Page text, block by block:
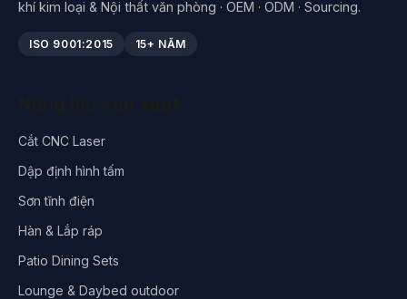
khí kim loại & Nội thất văn phòng · OEM · ODM · Sourcing.
ISO 9001:2015 15+ NĂM
Cắt CNC Laser
Dập định hình tấm
Sơn tĩnh điện
Hàn & Lắp ráp
Patio Dining Sets
Lounge & Daybed outdoor